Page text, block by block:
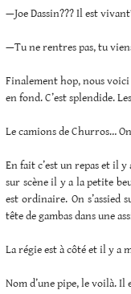
—Joe Dassin??? Il est
—Tu ne rentres pas, tu
Finalement hop, nous voici
en fond. C’est splendide.
Le camions de Churros…
En fait c’est un repas et il
sur scène il y a la petite
est ordinaire. On s’assied
tête de gambas dans une
La régie est à côté et il y a
Nom d’une pipe, le voilà. Il